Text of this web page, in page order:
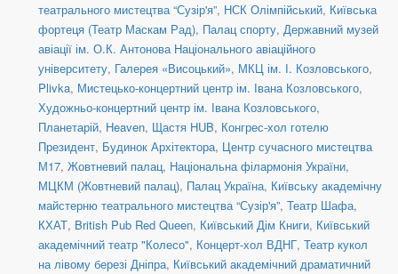
театрального мистецтва “Сузір'я”, НСК Олімпійський, Київська
фортеця (Театр Маскам Рад), Палац спорту, Державний музей
авіації ім. О.К. Антонова Національного авіаційного
університету, Галерея «Висоцький», МКЦ ім. І. Козловського,
Plivka, Мистецько-концертний центр ім. Івана Козловського,
Художньо-концертний центр ім. Івана Козловського,
Планетарій, Heaven, Щастя HUB, Конгрес-хол готелю
Президент, Будинок Архітектора, Центр сучасного мистецтва
М17, Жовтневий палац, Національна філармонія України,
МЦКМ (Жовтневий палац), Палац Україна, Київську академічну
майстерню театрального мистецтва “Сузір'я”, Театр Шафа,
КХАТ, British Pub Red Queen, Київський Дім Книги, Київський
академічний театр "Колесо", Концерт-хол ВДНГ, Театр кукол
на лівому березі Дніпра, Київський академічний драматичний